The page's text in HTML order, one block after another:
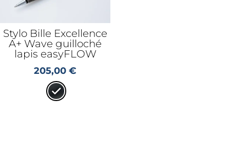
Stylo Bille Excellence
A+ Wave guilloché
lapis easyFLOW
205,00€